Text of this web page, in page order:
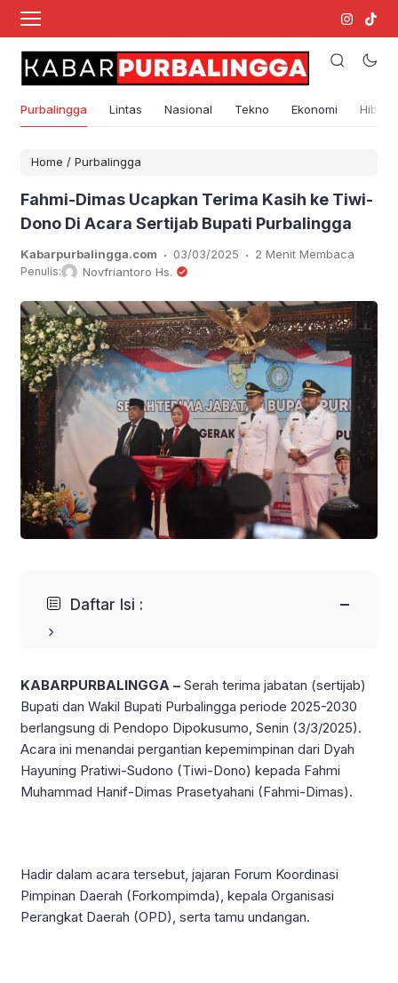
Purbalingga Lintas Nasional Tekno Ekonomi
Home / Purbalingga
Fahmi-Dimas Ucapkan Terima Kasih ke Tiwi-
Dono Di Acara Sertijab Bupati Purbalingga
Kabarpurbalingga.com . 03/03/2025 . 2 Menit Membaca
Penulis: Novfriantoro Hs.
Daftar Isi : −
KABARPURBALINGGA – Serah terima jabatan (sertijab)
Bupati dan Wakil Bupati Purbalingga periode 2025-2030
berlangsung di Pendopo Dipokusumo, Senin (3/3/2025).
Acara ini menandai pergantian kepemimpinan dari Dyah
Hayuning Pratiwi-Sudono (Tiwi-Dono) kepada Fahmi
Muhammad Hanif-Dimas Prasetyahani (Fahmi-Dimas).
Hadir dalam acara tersebut, jajaran Forum Koordinasi
Pimpinan Daerah (Forkompimda), kepala Organisasi
Perangkat Daerah (OPD), serta tamu undangan.